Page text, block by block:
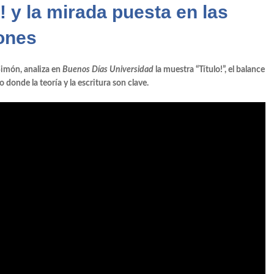
Hepatóloga
Elecciones Autonómicas
y la mirada puesta en las
analiza en Buenos Días Universidad la muestra “Título!”, el balance
donde la teoría y la escritura son clave.